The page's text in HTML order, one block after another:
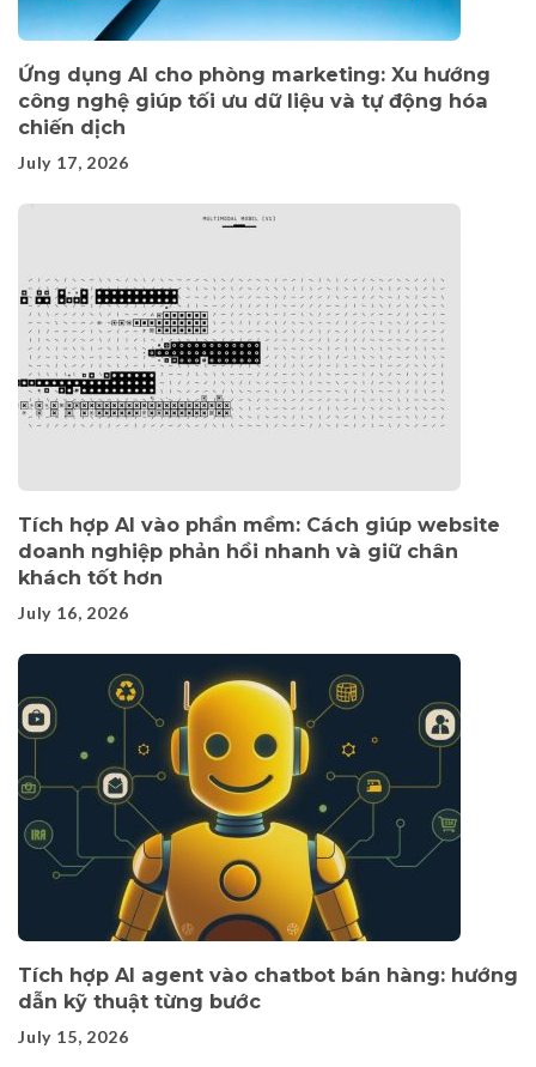
Ứng dụng AI cho phòng marketing: Xu hướng
công nghệ giúp tối ưu dữ liệu và tự động hóa
chiến dịch
July 17, 2026
Tích hợp AI vào phần mềm: Cách giúp website
doanh nghiệp phản hồi nhanh và giữ chân
khách tốt hơn
July 16, 2026
Tích hợp AI agent vào chatbot bán hàng: hướng
dẫn kỹ thuật từng bước
July 15, 2026